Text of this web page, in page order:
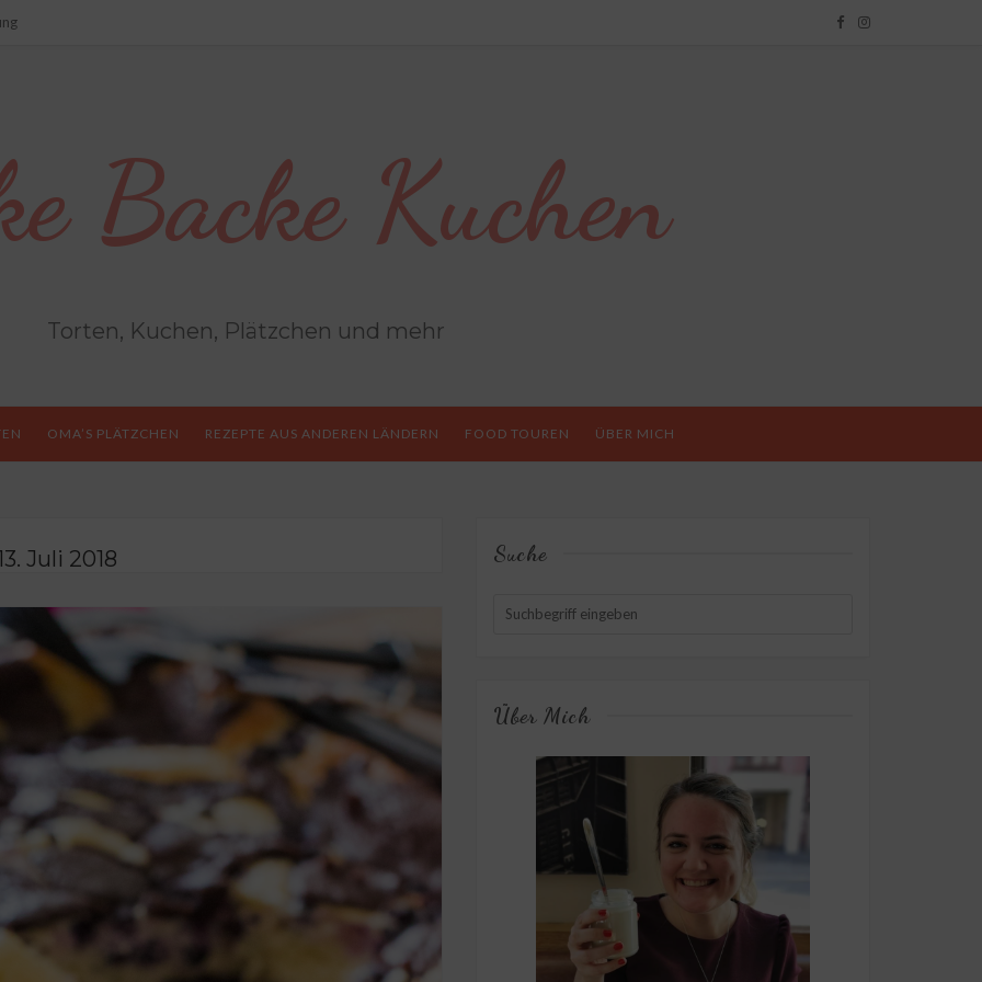
Backe Kuchen
Torten, Kuchen, Plätzchen und mehr
OMA’S PLÄTZCHEN REZEPTE AUS ANDEREN LÄNDERN FOOD TOUREN ÜBER MICH
Juli 2018 Suche
Über Mich